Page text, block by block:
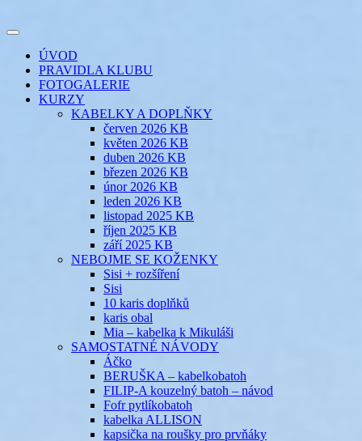
k
webuEVIKLUB
šicí klub
Toggle
navigation
ÚVOD
PRAVIDLA KLUBU
FOTOGALERIE
KURZY
KABELKY A DOPLŇKY
červen 2026 KB
květen 2026 KB
duben 2026 KB
březen 2026 KB
únor 2026 KB
leden 2026 KB
listopad 2025 KB
říjen 2025 KB
září 2025 KB
NEBOJME SE KOŽENKY
Sisi + rozšíření
Sisi
10 karis doplňků
karis obal
Mia – kabelka k Mikuláši
SAMOSTATNÉ NÁVODY
Áčko
BERUŠKA – kabelkobatoh
FILIP-A kouzelný batoh – návod
Fofr pytlíkobatoh
kabelka ALLISON
kapsička na roušky pro prvňáky